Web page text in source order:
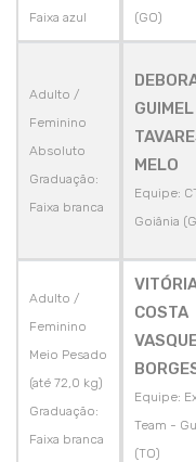
Faixa azul
(GO)
Adulto /
Feminino
Absoluto
Graduação:
Faixa branca
GUIMEL
MELO
Equipe:
Goiânia
Adulto /
Feminino
Meio Pesado
(até 72,0 kg)
Graduação:
Faixa branca
COSTA
Equipe:
Team -
(TO)